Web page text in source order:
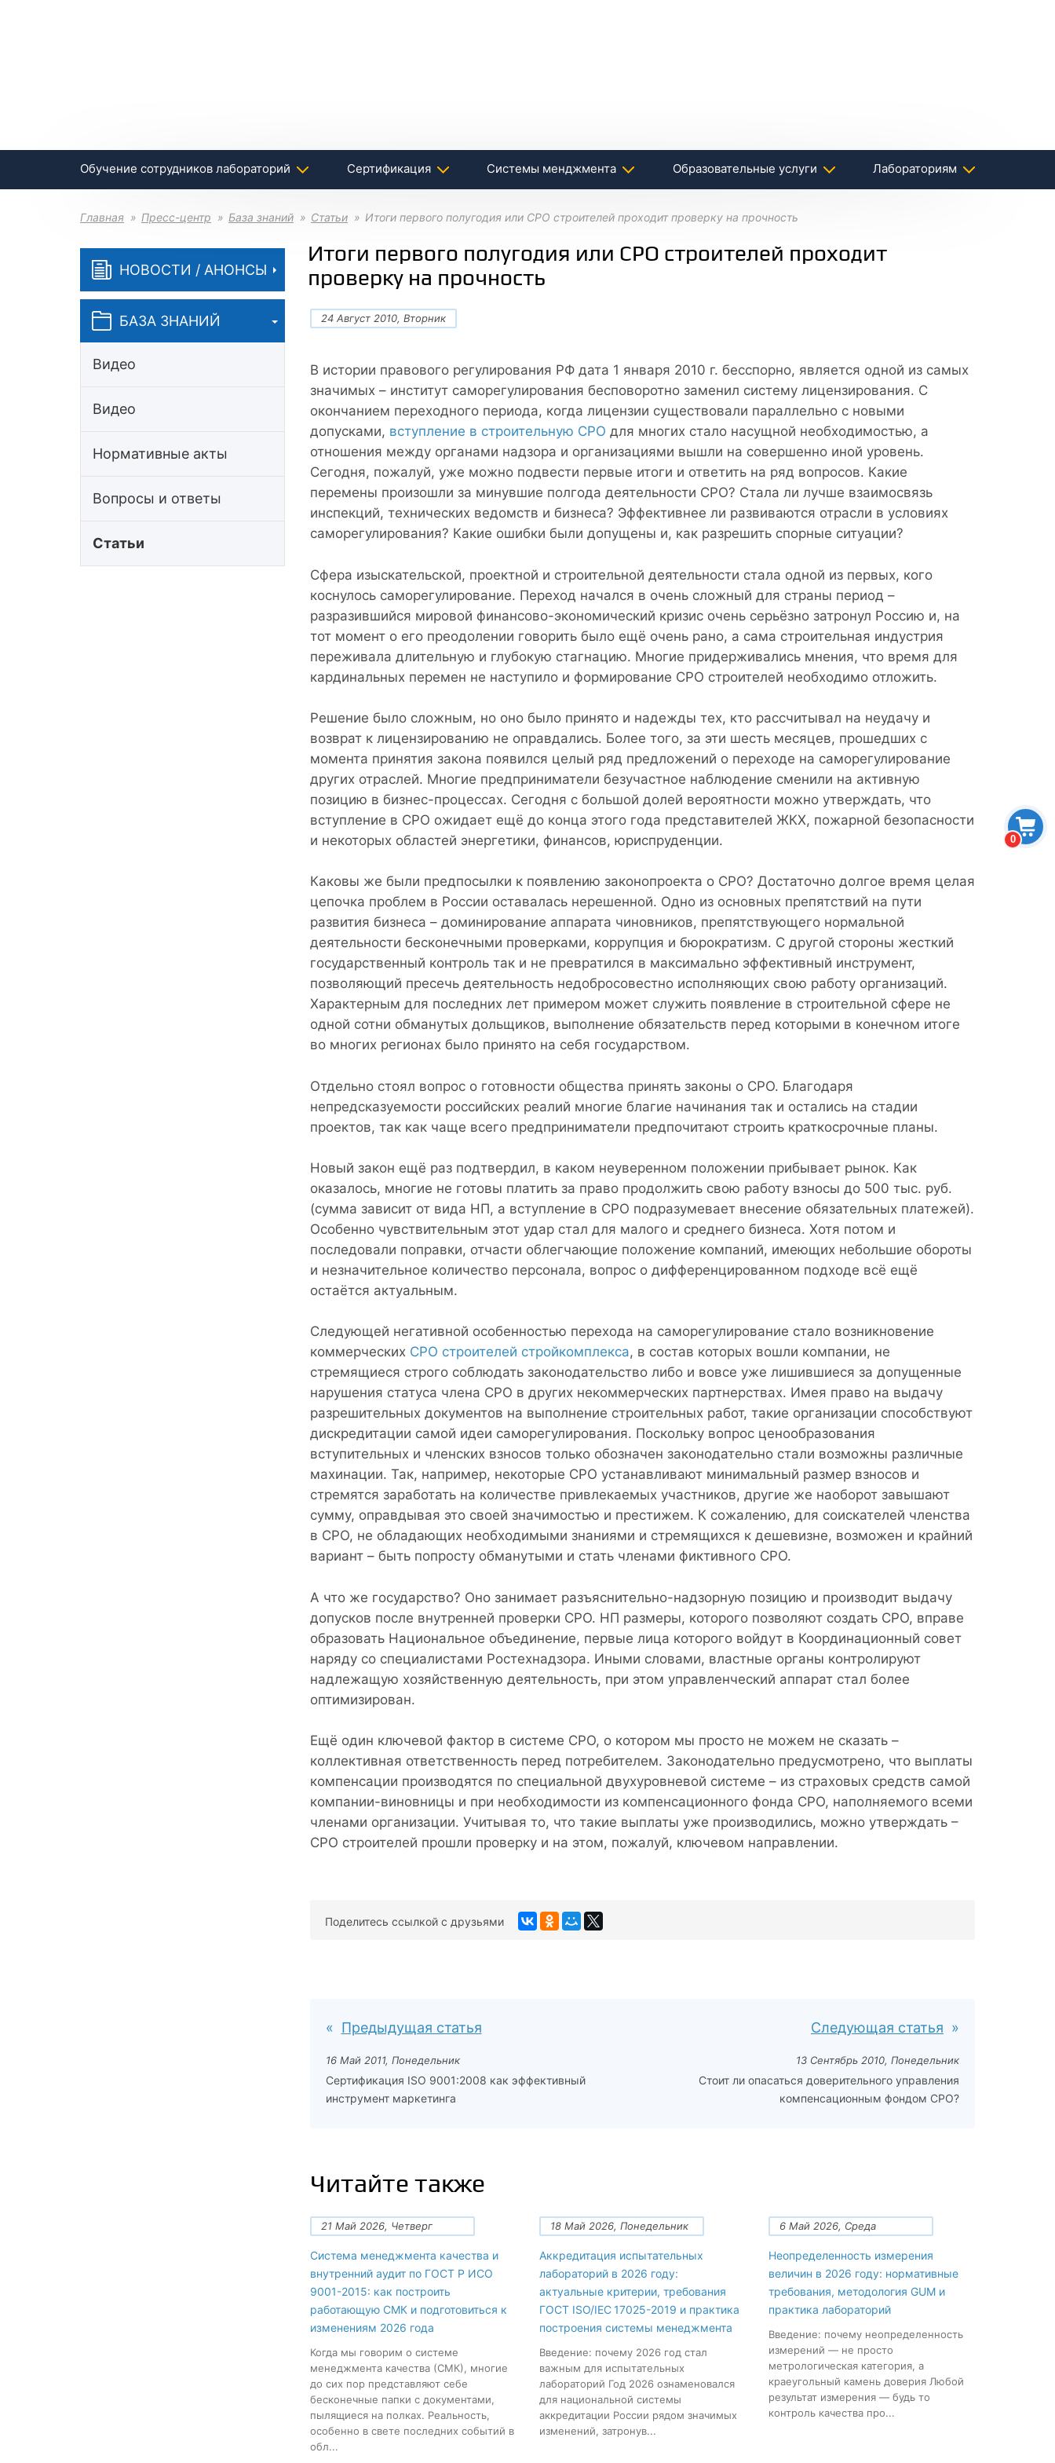
0
Обучение сотрудников лабораторий Сертификация Системы менджмента Образовательные услуги Лабораториям
Главная Пресс-центр База знаний Статьи Итоги первого полугодия или СРО строителей проходит проверку на прочность
НОВОСТИ / АНОНСЫ
БАЗА ЗНАНИЙ
Видео
Видео
Нормативные акты
Вопросы и ответы
Статьи
Итоги первого полугодия или СРО строителей проходит
проверку на прочность
24 Август 2010, Вторник
В истории правового регулирования РФ дата 1 января 2010 г. бесспорно, является одной из самых
значимых – институт саморегулирования бесповоротно заменил систему лицензирования. С
окончанием переходного периода, когда лицензии существовали параллельно с новыми
допусками, вступление в строительную СРО для многих стало насущной необходимостью, а
отношения между органами надзора и организациями вышли на совершенно иной уровень.
Сегодня, пожалуй, уже можно подвести первые итоги и ответить на ряд вопросов. Какие
перемены произошли за минувшие полгода деятельности СРО? Стала ли лучше взаимосвязь
инспекций, технических ведомств и бизнеса? Эффективнее ли развиваются отрасли в условиях
саморегулирования? Какие ошибки были допущены и, как разрешить спорные ситуации?
Сфера изыскательской, проектной и строительной деятельности стала одной из первых, кого
коснулось саморегулирование. Переход начался в очень сложный для страны период –
разразившийся мировой финансово-экономический кризис очень серьёзно затронул Россию и, на
тот момент о его преодолении говорить было ещё очень рано, а сама строительная индустрия
переживала длительную и глубокую стагнацию. Многие придерживались мнения, что время для
кардинальных перемен не наступило и формирование СРО строителей необходимо отложить.
Решение было сложным, но оно было принято и надежды тех, кто рассчитывал на неудачу и
возврат к лицензированию не оправдались. Более того, за эти шесть месяцев, прошедших с
момента принятия закона появился целый ряд предложений о переходе на саморегулирование
других отраслей. Многие предприниматели безучастное наблюдение сменили на активную
позицию в бизнес-процессах. Сегодня с большой долей вероятности можно утверждать, что
вступление в СРО ожидает ещё до конца этого года представителей ЖКХ, пожарной безопасности
и некоторых областей энергетики, финансов, юриспруденции.
Каковы же были предпосылки к появлению законопроекта о СРО? Достаточно долгое время целая
цепочка проблем в России оставалась нерешенной. Одно из основных препятствий на пути
развития бизнеса – доминирование аппарата чиновников, препятствующего нормальной
деятельности бесконечными проверками, коррупция и бюрократизм. С другой стороны жесткий
государственный контроль так и не превратился в максимально эффективный инструмент,
позволяющий пресечь деятельность недобросовестно исполняющих свою работу организаций.
Характерным для последних лет примером может служить появление в строительной сфере не
одной сотни обманутых дольщиков, выполнение обязательств перед которыми в конечном итоге
во многих регионах было принято на себя государством.
Отдельно стоял вопрос о готовности общества принять законы о СРО. Благодаря
непредсказуемости российских реалий многие благие начинания так и остались на стадии
проектов, так как чаще всего предприниматели предпочитают строить краткосрочные планы.
Новый закон ещё раз подтвердил, в каком неуверенном положении прибывает рынок. Как
оказалось, многие не готовы платить за право продолжить свою работу взносы до 500 тыс. руб.
(сумма зависит от вида НП, а вступление в СРО подразумевает внесение обязательных платежей).
Особенно чувствительным этот удар стал для малого и среднего бизнеса. Хотя потом и
последовали поправки, отчасти облегчающие положение компаний, имеющих небольшие обороты
и незначительное количество персонала, вопрос о дифференцированном подходе всё ещё
остаётся актуальным.
Следующей негативной особенностью перехода на саморегулирование стало возникновение
коммерческих СРО строителей стройкомплекса, в состав которых вошли компании, не
стремящиеся строго соблюдать законодательство либо и вовсе уже лишившиеся за допущенные
нарушения статуса члена СРО в других некоммерческих партнерствах. Имея право на выдачу
разрешительных документов на выполнение строительных работ, такие организации способствуют
дискредитации самой идеи саморегулирования. Поскольку вопрос ценообразования
вступительных и членских взносов только обозначен законодательно стали возможны различные
махинации. Так, например, некоторые СРО устанавливают минимальный размер взносов и
стремятся заработать на количестве привлекаемых участников, другие же наоборот завышают
сумму, оправдывая это своей значимостью и престижем. К сожалению, для соискателей членства
в СРО, не обладающих необходимыми знаниями и стремящихся к дешевизне, возможен и крайний
вариант – быть попросту обманутыми и стать членами фиктивного СРО.
А что же государство? Оно занимает разъяснительно-надзорную позицию и производит выдачу
допусков после внутренней проверки СРО. НП размеры, которого позволяют создать СРО, вправе
образовать Национальное объединение, первые лица которого войдут в Координационный совет
наряду со специалистами Ростехнадзора. Иными словами, властные органы контролируют
надлежащую хозяйственную деятельность, при этом управленческий аппарат стал более
оптимизирован.
Ещё один ключевой фактор в системе СРО, о котором мы просто не можем не сказать –
коллективная ответственность перед потребителем. Законодательно предусмотрено, что выплаты
компенсации производятся по специальной двухуровневой системе – из страховых средств самой
компании-виновницы и при необходимости из компенсационного фонда СРО, наполняемого всеми
членами организации. Учитывая то, что такие выплаты уже производились, можно утверждать –
СРО строителей прошли проверку и на этом, пожалуй, ключевом направлении.
Поделитесь ссылкой с друзьями
Предыдущая статья
16 Май 2011, Понедельник
Сертификация ISO 9001:2008 как эффективный
инструмент маркетинга
Следующая статья
13 Сентябрь 2010, Понедельник
Стоит ли опасаться доверительного управления
компенсационным фондом СРО?
Читайте также
21 Май 2026, Четверг
Система менеджмента качества и
внутренний аудит по ГОСТ Р ИСО
9001-2015: как построить
работающую СМК и подготовиться к
изменениям 2026 года
Когда мы говорим о системе
менеджмента качества (СМК), многие
до сих пор представляют себе
бесконечные папки с документами,
пылящиеся на полках. Реальность,
особенно в свете последних событий в
обл...
18 Май 2026, Понедельник
Аккредитация испытательных
лабораторий в 2026 году:
актуальные критерии, требования
ГОСТ ISO/IEC 17025-2019 и практика
построения системы менеджмента
Введение: почему 2026 год стал
важным для испытательных
лабораторий Год 2026 ознаменовался
для национальной системы
аккредитации России рядом значимых
изменений, затронув...
6 Май 2026, Среда
Неопределенность измерения
величин в 2026 году: нормативные
требования, методология GUM и
практика лабораторий
Введение: почему неопределенность
измерений — не просто
метрологическая категория, а
краеугольный камень доверия Любой
результат измерения — будь то
контроль качества про...